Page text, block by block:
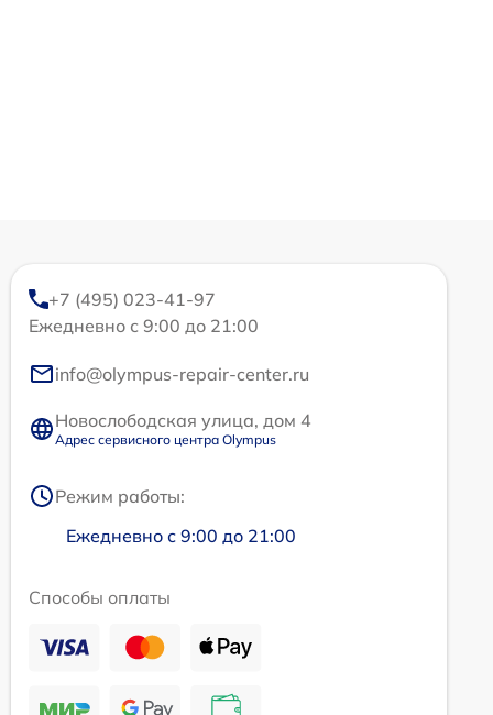
+7 (495) 023-41-97
Ежедневно с 9:00 до 21:00
info@olympus-repair-center.ru
Новослободская улица, дом 4
Адрес сервисного центра Olympus
Режим работы:
Ежедневно с 9:00 до 21:00
Способы оплаты